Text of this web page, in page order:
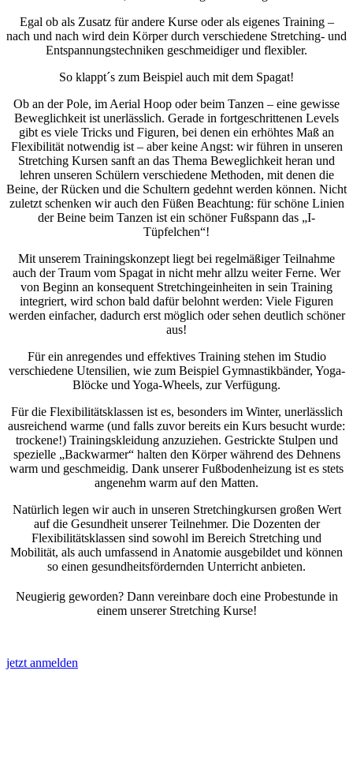
Egal ob als Zusatz für andere Kurse oder als eigenes Training –
nach und nach wird dein Körper durch verschiedene Stretching- und
Entspannungstechniken geschmeidiger und flexibler.
So klappt´s zum Beispiel auch mit dem Spagat!
Ob an der Pole, im Aerial Hoop oder beim Tanzen – eine gewisse
Beweglichkeit ist unerlässlich. Gerade in fortgeschrittenen Levels
gibt es viele Tricks und Figuren, bei denen ein erhöhtes Maß an
Flexibilität notwendig ist – aber keine Angst: wir führen in unseren
Stretching Kursen sanft an das Thema Beweglichkeit heran und
lehren unseren Schülern verschiedene Methoden, mit denen die
Beine, der Rücken und die Schultern gedehnt werden können. Nicht
zuletzt schenken wir auch den Füßen Beachtung: für schöne Linien
der Beine beim Tanzen ist ein schöner Fußspann das „I-
Tüpfelchen“!
Mit unserem Trainingskonzept liegt bei regelmäßiger Teilnahme
auch der Traum vom Spagat in nicht mehr allzu weiter Ferne. Wer
von Beginn an konsequent Stretchingeinheiten in sein Training
integriert, wird schon bald dafür belohnt werden: Viele Figuren
werden einfacher, dadurch erst möglich oder sehen deutlich schöner
aus!
Für ein anregendes und effektives Training stehen im Studio
verschiedene Utensilien, wie zum Beispiel Gymnastikbänder, Yoga-
Blöcke und Yoga-Wheels, zur Verfügung.
Für die Flexibilitätsklassen ist es, besonders im Winter, unerlässlich
ausreichend warme (und falls zuvor bereits ein Kurs besucht wurde:
trockene!) Trainingskleidung anzuziehen. Gestrickte Stulpen und
spezielle „Backwarmer“ halten den Körper während des Dehnens
warm und geschmeidig. Dank unserer Fußbodenheizung ist es stets
angenehm warm auf den Matten.
Natürlich legen wir auch in unseren Stretchingkursen großen Wert
auf die Gesundheit unserer Teilnehmer. Die Dozenten der
Flexibilitätsklassen sind sowohl im Bereich Stretching und
Mobilität, als auch umfassend in Anatomie ausgebildet und können
so einen gesundheitsfördernden Unterricht anbieten.
Neugierig geworden? Dann vereinbare doch eine Probestunde in
einem unserer Stretching Kurse!
jetzt anmelden